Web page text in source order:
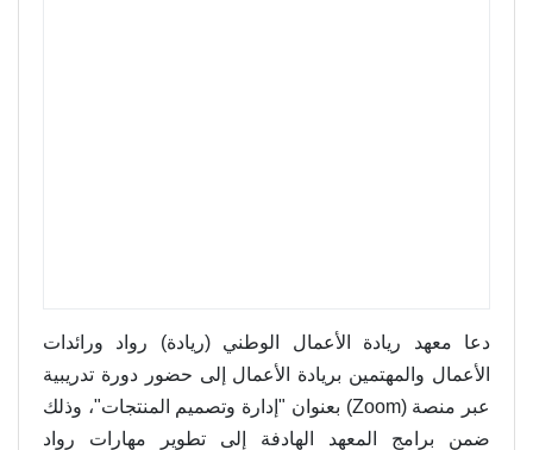
دعا معهد ريادة الأعمال الوطني (ريادة) رواد ورائدات
الأعمال والمهتمين بريادة الأعمال إلى حضور دورة تدريبية
عبر منصة (Zoom) بعنوان "إدارة وتصميم المنتجات"، وذلك
ضمن برامج المعهد الهادفة إلى تطوير مهارات رواد